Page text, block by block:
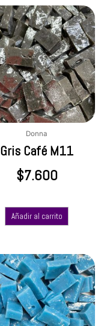
Donna
Gris Café M11
$7.600
Añadir al carrito